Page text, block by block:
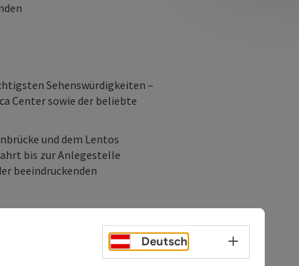
Sehenswürdigkeiten –
Center sowie der beliebte
und dem Lentos
bis zur Anlegestelle
beeindruckenden
Deutsch Sprachwahl